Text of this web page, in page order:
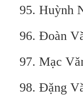
95. Huỳnh
96. Đoàn
97. Mạc
98. Đặng